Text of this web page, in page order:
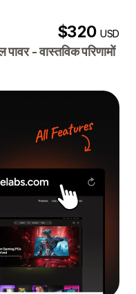
$320USD
- वास्तविक परिणामों